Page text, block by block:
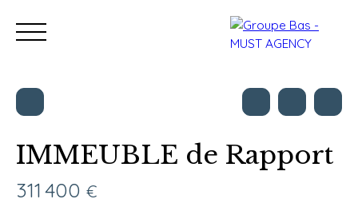
Nos bureaux
IMMEUBLE de Rapport
311 400 €